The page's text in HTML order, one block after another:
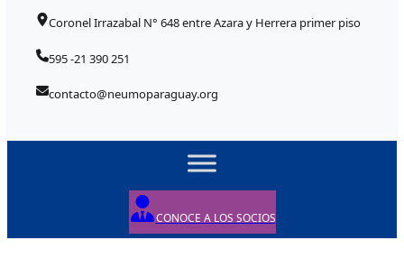
Coronel Irrazabal N° 648 entre Azara y Herrera primer piso
595 -21 390 251
contacto@neumoparaguay.org
CONOCE A LOS SOCIOS